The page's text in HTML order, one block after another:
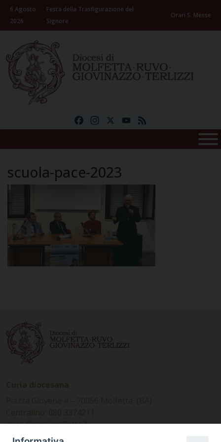
Skip
content
6 Agosto
2026
Festa della Trasfigurazione del
Signore
Orari S. Messe
FacebookInstagramYouTube
scuola-pace-2023
www.diocesimolfetta.it –
diocesimolfetta@pec.chiesacattolica.it